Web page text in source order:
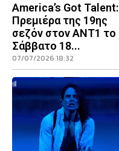
America’s Got Talent:
Πρεμιέρα της 19ης
σεζόν στον ΑΝΤ1 το
Σάββατο 18...
07/07/2026 18:32